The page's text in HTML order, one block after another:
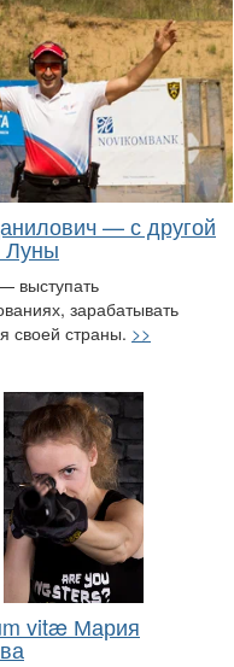
— с другой
Луны
выступать
зарабатывать
своей страны. >>
vitæ Мария